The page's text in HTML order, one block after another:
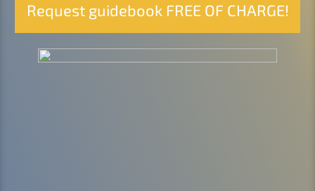
Request guidebook FREE OF CHARGE!